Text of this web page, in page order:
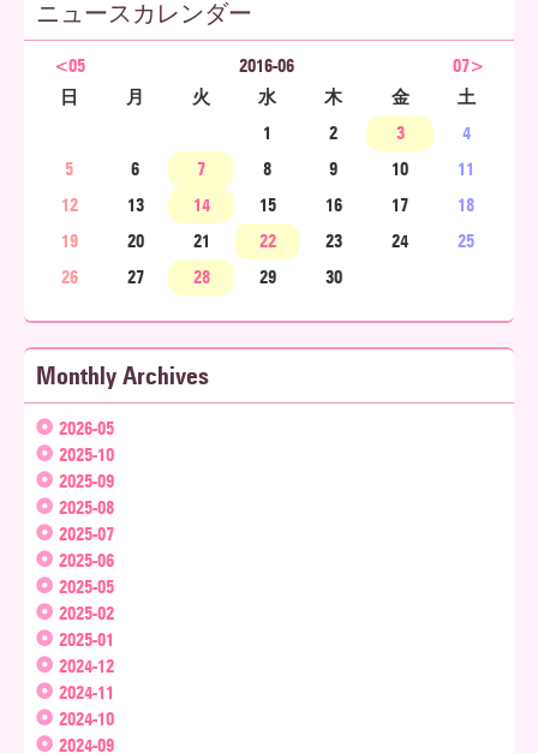
道
ニュースカレンダー
<05 2016-06
07>
日
月 火 水 木 金
土
1
2 3
4
5
6 7 8 9 10
11
12
13 14 15 16 17
18
19
20 21 22 23 24
25
26
27 28 29 30
Monthly Archives
2026-05
2025-10
2025-09
2025-08
2025-07
2025-06
2025-05
2025-02
2025-01
2024-12
2024-11
2024-10
2024-09